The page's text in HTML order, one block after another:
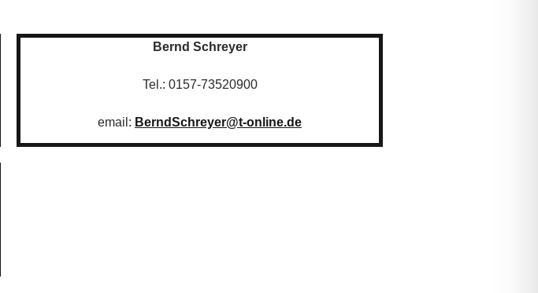
Bernd Schreyer
Tel.: 0157-73520900
email: BerndSchreyer@t-online.de